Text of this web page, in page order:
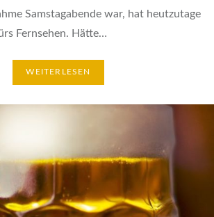
Samstagabende war, hat heutzutage
Fernsehen. Hätte…
WEITERLESEN